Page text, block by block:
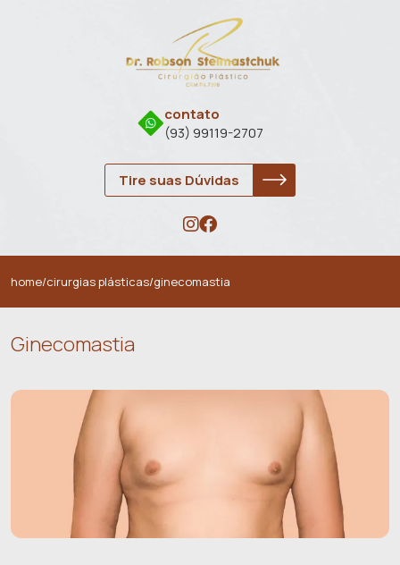
contato
(93) 99119-2707
Tire suas Dúvidas
home/cirurgias plásticas/ginecomastia
Ginecomastia